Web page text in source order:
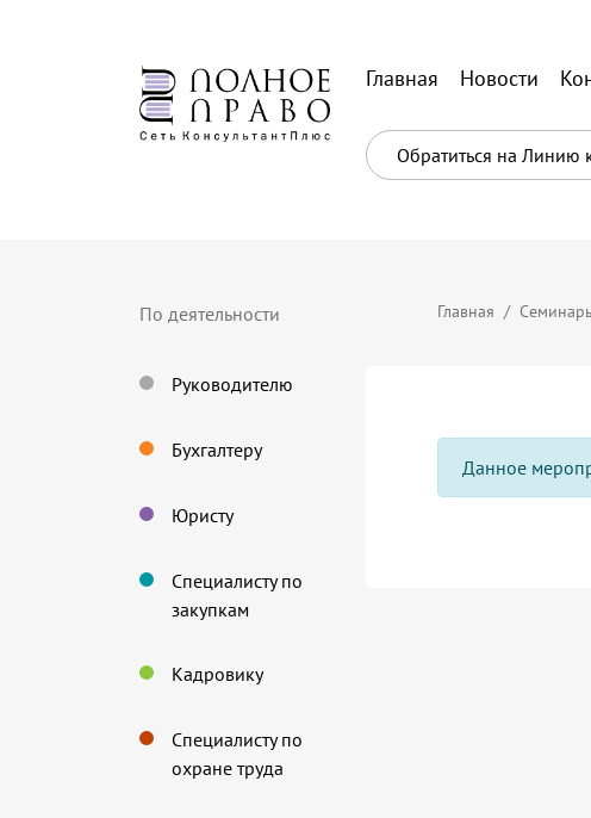
Главная Новости
Обратиться на Линию
По деятельности
Руководителю
Бухгалтеру
Юристу
Специалисту по
закупкам
Кадровику
Специалисту по
охране труда
Главная
Данное